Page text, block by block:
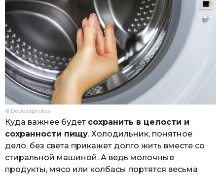
© Depositphotos
Куда важнее будет сохранить в целости и
сохранности пищу. Холодильник, понятное
дело, без света прикажет долго жить вместе со
стиральной машиной. А ведь молочные
продукты, мясо или колбасы портятся весьма